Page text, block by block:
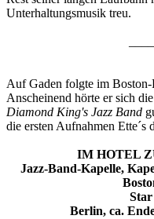
Unterhaltungsmusik treu.
Auf Gaden folgte im
Anscheinend hörte er sich
Diamond King's Jazz Band
die ersten Aufnahmen Ette´s
IM HOTEL
Jazz-Band-Kapelle,
Star
Berlin, ca.